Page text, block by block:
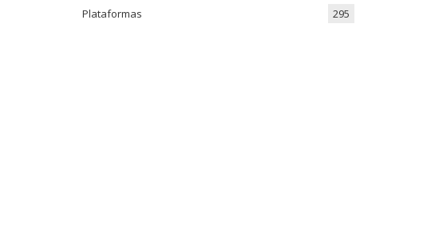
Plataformas 295